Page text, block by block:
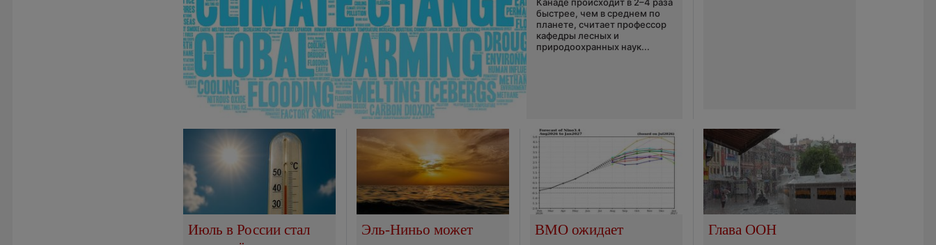
быстрее, чем в среднем по
планете, считает профессор
кафедры лесных и
природоохранных наук...
Июль в России стал
Эль-Ниньо может
ВМО ожидает
Глава ООН